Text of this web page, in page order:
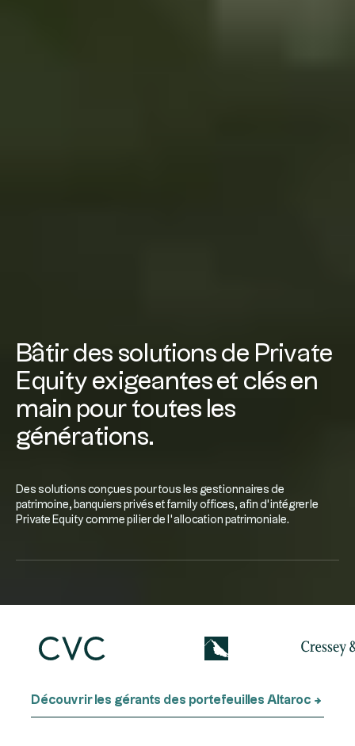
Bâtir des solutions de Private
Equity exigeantes et clés en
main pour toutes les
générations.
Des solutions conçues pour tous les gestionnaires de
patrimoine, banquiers privés et family offices, afin d’intégrer le
Private Equity comme pilier de l’allocation patrimoniale.
Découvrir les gérants des portefeuilles Altaroc